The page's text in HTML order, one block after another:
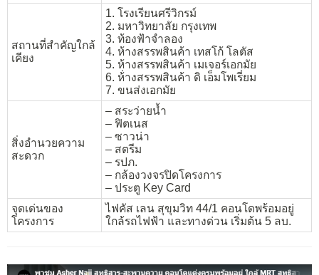
สถานที่สำคัญใกล้
เคียง
1. โรงเรียนศรีวิกรม์
2. มหาวิทยาลัย กรุงเทพ
3. ท้องฟ้าจำลอง
4. ห้างสรรพสินค้า เทสโก้ โลตัส
5. ห้างสรรพสินค้า เมเจอร์เอกมัย
6. ห้่างสรรพสินค้า ดิ เอ็มโพเรี่ยม
7. ขนส่งเอกมัย
สิ่งอำนวยความ
สะดวก
– สระว่ายน้ำ
– ฟิตเนส
– ซาวน่า
– สตรีม
– รปภ.
– กล้องวงจรปิดโครงการ
– ประตู Key Card
จุดเด่นของ
โครงการ
ไฟคัส เลน สุขุมวิท 44/1 คอนโดพร้อมอยู่
ใกล้รถไฟฟ้า และทางด่วน เริ่มต้น 5 ลบ.